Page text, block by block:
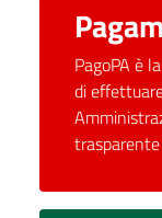
PagoPA è
di